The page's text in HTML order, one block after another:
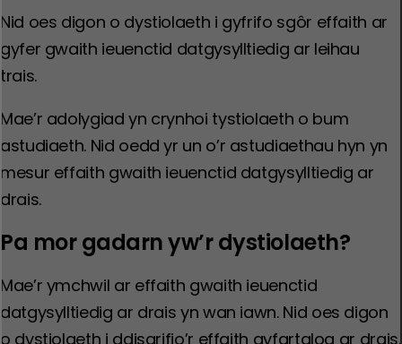
Nid oes digon o dystiolaeth i gyfrifo sgôr effaith ar
gyfer gwaith ieuenctid datgysylltiedig ar leihau
trais.
Mae’r adolygiad yn crynhoi tystiolaeth o bum
astudiaeth. Nid oedd yr un o’r astudiaethau hyn yn
mesur effaith gwaith ieuenctid datgysylltiedig ar
drais.
Pa mor gadarn yw’r dystiolaeth?
Mae’r ymchwil ar effaith gwaith ieuenctid
datgysylltiedig ar drais yn wan iawn. Nid oes digon
o dystiolaeth i ddisgrifio’r effaith gyfartalog ar drais.